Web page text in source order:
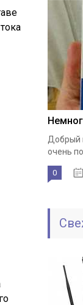
Добрый
очень
0